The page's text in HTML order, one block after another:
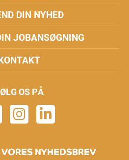
DIN NYHED
JOBANSØGNING
OS PÅ
NYHEDSBREV